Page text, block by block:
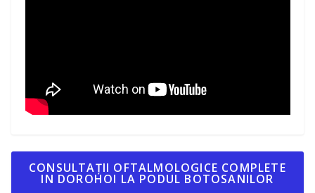
CONSULTAȚII OFTALMOLOGICE COMPLETE
IN DOROHOI LA PODUL BOTOSANILOR